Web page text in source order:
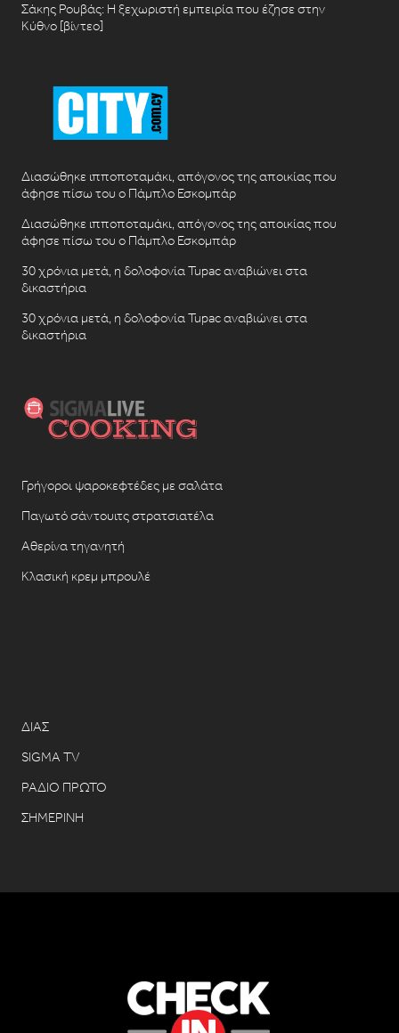
Σάκης Ρουβάς: Η ξεχωριστή εμπειρία που έζησε στην
Κύθνο [βίντεο]
Διασώθηκε ιπποποταμάκι, απόγονος της αποικίας που
άφησε πίσω του ο Πάμπλο Εσκομπάρ
Διασώθηκε ιπποποταμάκι, απόγονος της αποικίας που
άφησε πίσω του ο Πάμπλο Εσκομπάρ
30 χρόνια μετά, η δολοφονία Tupac αναβιώνει στα
δικαστήρια
30 χρόνια μετά, η δολοφονία Tupac αναβιώνει στα
δικαστήρια
Γρήγοροι ψαροκεφτέδες με σαλάτα
Παγωτό σάντουιτς στρατσιατέλα
Αθερίνα τηγανητή
Κλασική κρεμ μπρουλέ
ΔΙΑΣ
SIGMA TV
ΡΑΔΙΟ ΠΡΩΤΟ
ΣΗΜΕΡΙΝΗ